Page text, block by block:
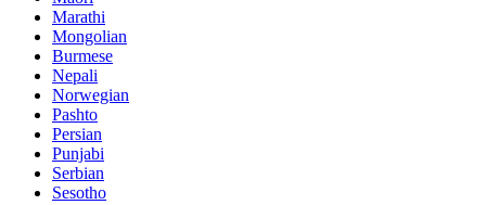
Marathi
Mongolian
Burmese
Nepali
Norwegian
Pashto
Persian
Punjabi
Serbian
Sesotho